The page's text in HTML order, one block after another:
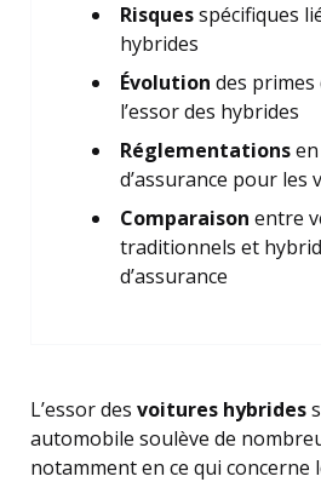
Risquesspécifiques
hybrides
Évolution des primes
l’essor des hybrides
Réglementations
d’assurance pour les
Comparaison entre
traditionnels et
d’assurance
L’essor des voitures hybrides
automobile soulève de
notamment en ce qui concerne